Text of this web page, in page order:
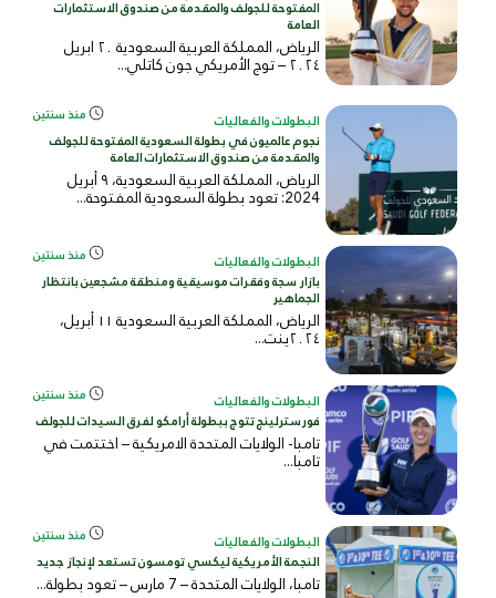
المفتوحة للجولف والمقدمة من صندوق الاستثمارات
العامة
الرياض، المملكة العربية السعودية ٢٠ ابريل
٢٠٢٤ – توج الأمريكي جون كاتلي...
البطولات والفعاليات منذ سنتين
نجوم عالميون في بطولة السعودية المفتوحة للجولف
والمقدمة من صندوق الاستثمارات العامة
الرياض، المملكة العربية السعودية، ٩ أبريل
2024: تعود بطولة السعودية المفتوحة...
البطولات والفعاليات منذ سنتين
بازار سجة وفقرات موسيقية ومنطقة مشجعين بانتظار
الجماهير
الرياض، المملكة العربية السعودية ١١ أبريل،
٢٠٢٤ينت...
البطولات والفعاليات منذ سنتين
فورسترلينج تتوج ببطولة أرامكو لفرق السيدات للجولف
تامبا- الولايات المتحدة الامريكية – اختتمت في
تامبا...
البطولات والفعاليات منذ سنتين
النجمة الأمريكية ليكسي تومسون تستعد لإنجاز جديد
تامبا، الولايات المتحدة – 7 مارس – تعود بطولة...